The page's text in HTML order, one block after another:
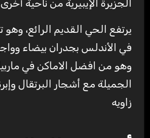
الجزيرة الإيبيرية من ناحية
يرتفع الحي القديم الرائع،
في الأندلس بجدران بيضاء
وهو من افضل الاماكن في
الجميلة مع أشجار البرتقال
زاويه